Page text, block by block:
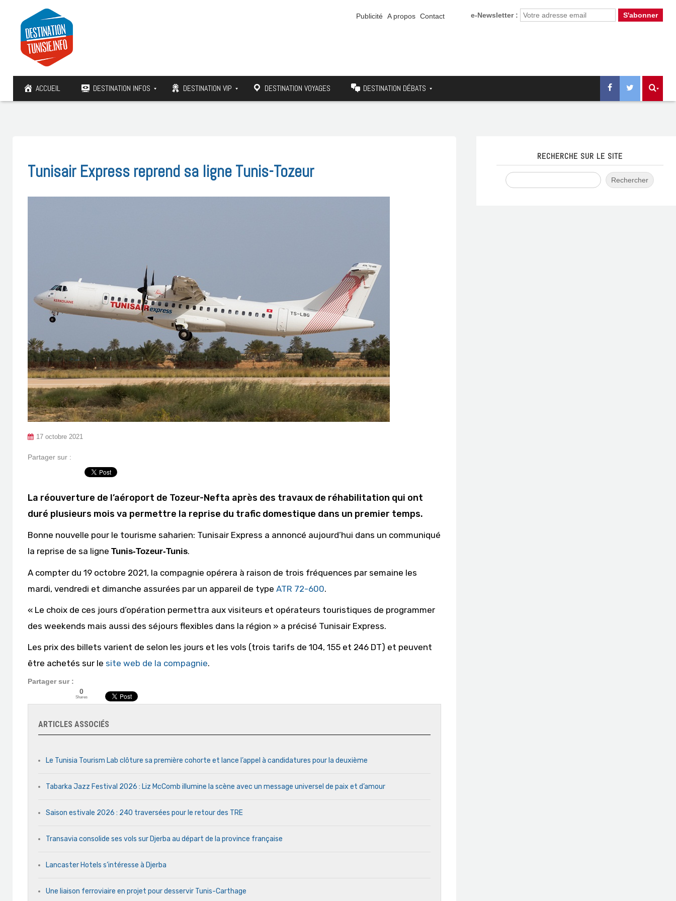
e-Newsletter :
Publicité A propos Contact
ACCUEIL DESTINATION INFOS DESTINATION VIP DESTINATION VOYAGES DESTINATION DÉBATS
Tunisair Express reprend sa ligne Tunis-Tozeur
17 octobre 2021
Partager sur :
La réouverture de l’aéroport de Tozeur-Nefta après des travaux de réhabilitation qui ont
duré plusieurs mois va permettre la reprise du trafic domestique dans un premier temps.
Bonne nouvelle pour le tourisme saharien: Tunisair Express a annoncé aujourd’hui dans un communiqué
la reprise de sa ligne Tunis-Tozeur-Tunis.
A compter du 19 octobre 2021, la compagnie opérera à raison de trois fréquences par semaine les
mardi, vendredi et dimanche assurées par un appareil de type ATR 72-600.
« Le choix de ces jours d’opération permettra aux visiteurs et opérateurs touristiques de programmer
des weekends mais aussi des séjours flexibles dans la région » a précisé Tunisair Express.
Les prix des billets varient de selon les jours et les vols (trois tarifs de 104, 155 et 246 DT) et peuvent
être achetés sur le site web de la compagnie.
Partager sur :
0
Shares
ARTICLES ASSOCIÉS
Le Tunisia Tourism Lab clôture sa première cohorte et lance l’appel à candidatures pour la deuxième
Tabarka Jazz Festival 2026 : Liz McComb illumine la scène avec un message universel de paix et d’amour
Saison estivale 2026 : 240 traversées pour le retour des TRE
Transavia consolide ses vols sur Djerba au départ de la province française
Lancaster Hotels s’intéresse à Djerba
Une liaison ferroviaire en projet pour desservir Tunis-Carthage
RECHERCHE SUR LE SITE